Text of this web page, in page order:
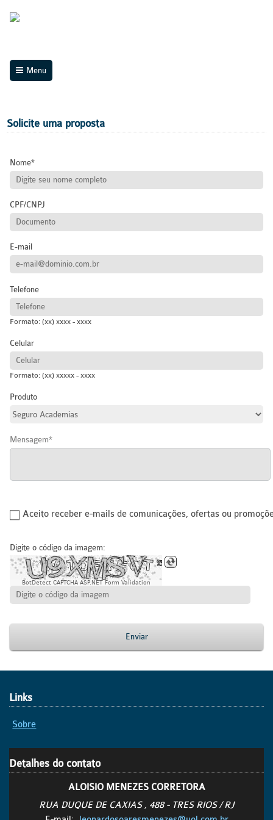
Menu
Solicite uma proposta
Nome
CPF/CNPJ
E-mail
Telefone
Formato: (xx) xxxx - xxxx
Celular
Formato: (xx) xxxxx - xxxx
Produto
Mensagem
Aceito receber e-mails de comunicações, ofertas ou
Digite o código da imagem:
BotDetect CAPTCHA ASP.NET Form Validation
Enviar
Links
Sobre
Detalhes do contato
ALOISIO MENEZES CORRETORA
RUA DUQUE DE CAXIAS , 488 - TRES RIOS / RJ